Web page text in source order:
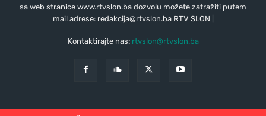
sa web stranice www.rtvslon.ba dozvolu možete zatražiti putem
mail adrese: redakcija@rtvslon.baRTV SLON |
Kontaktirajte nas: rtvslon@rtvslon.ba